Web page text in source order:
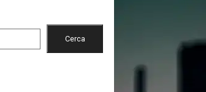
Cerca